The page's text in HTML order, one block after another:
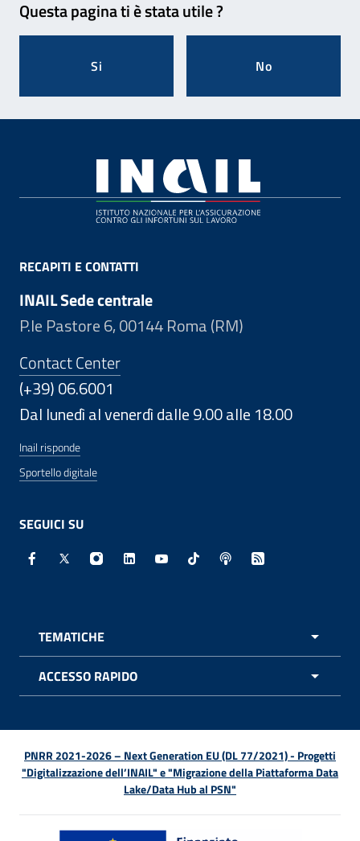
Questa pagina ti è stata utile ?
Si No
RECAPITI E CONTATTI
INAIL Sede centrale
P.le Pastore 6, 00144 Roma (RM)
Contact Center
(+39) 06.6001
Dal lunedì al venerdì dalle 9.00 alle 18.00
Inail risponde
Sportello digitale
SEGUICI SU
Facebook - Sito esterno - Apertura in nuova finestra
X - Sito esterno - Apertura in nuova finestra
Instagram - Sito esterno - Apertura in
Linkedin - Sito esterno - Apertura in
Youtube - Sito esterno -
TikTok - Sito esterno -
Spreaker - Sito
Feed RSS -
TEMATICHE
ACCESSO RAPIDO
PNRR 2021-2026 – Next Generation EU (DL 77/2021) - Progetti
"Digitalizzazione dell’INAIL" e "Migrazione della Piattaforma Data
Lake/Data Hub al PSN"